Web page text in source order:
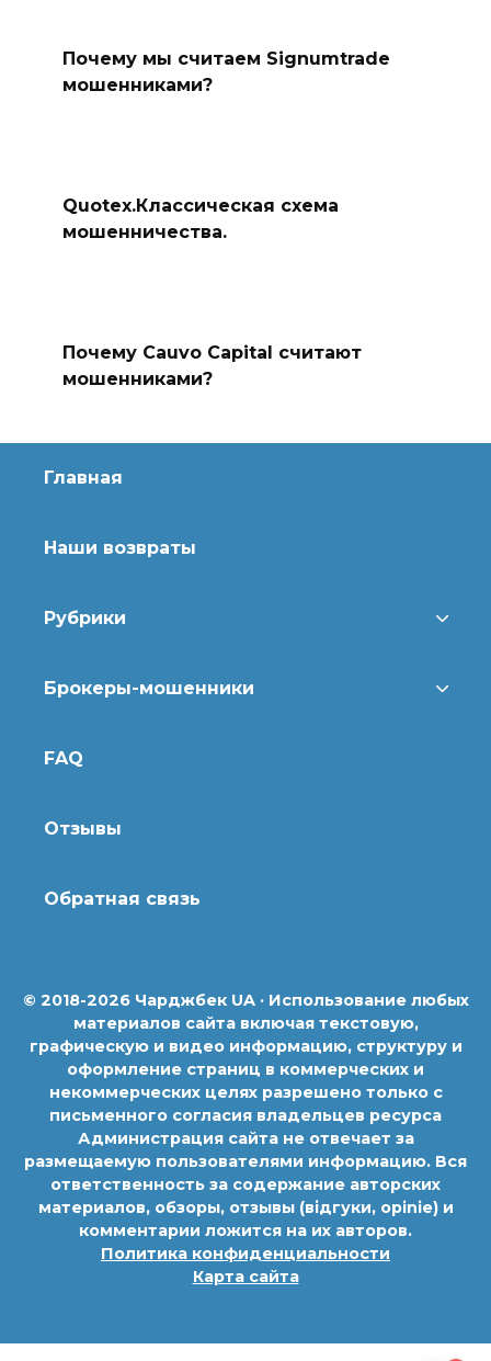
Почему мы считаем Signumtrade
мошенниками?
Quotex.Классическая схема
мошенничества.
Почему Cauvo Capital считают
мошенниками?
Главная
Наши возвраты
Рубрики
Брокеры-мошенники
FAQ
Отзывы
Обратная связь
© 2018-2026 Чарджбек UA · Использование любых
материалов сайта включая текстовую,
графическую и видео информацию, структуру и
оформление страниц в коммерческих и
некоммерческих целях разрешено только с
письменного согласия владельцев ресурса
Администрация сайта не отвечает за
размещаемую пользователями информацию. Вся
ответственность за содержание авторских
материалов, обзоры, отзывы (відгуки, opinie) и
комментарии ложится на их авторов.
Политика конфиденциальности
Карта сайта